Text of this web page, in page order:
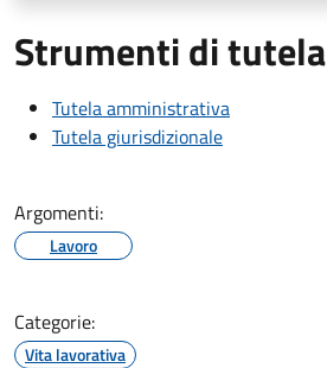
Strumenti di tutela
Tutela amministrativa
Tutela giurisdizionale
Argomenti:
Lavoro
Categorie:
Vita lavorativa